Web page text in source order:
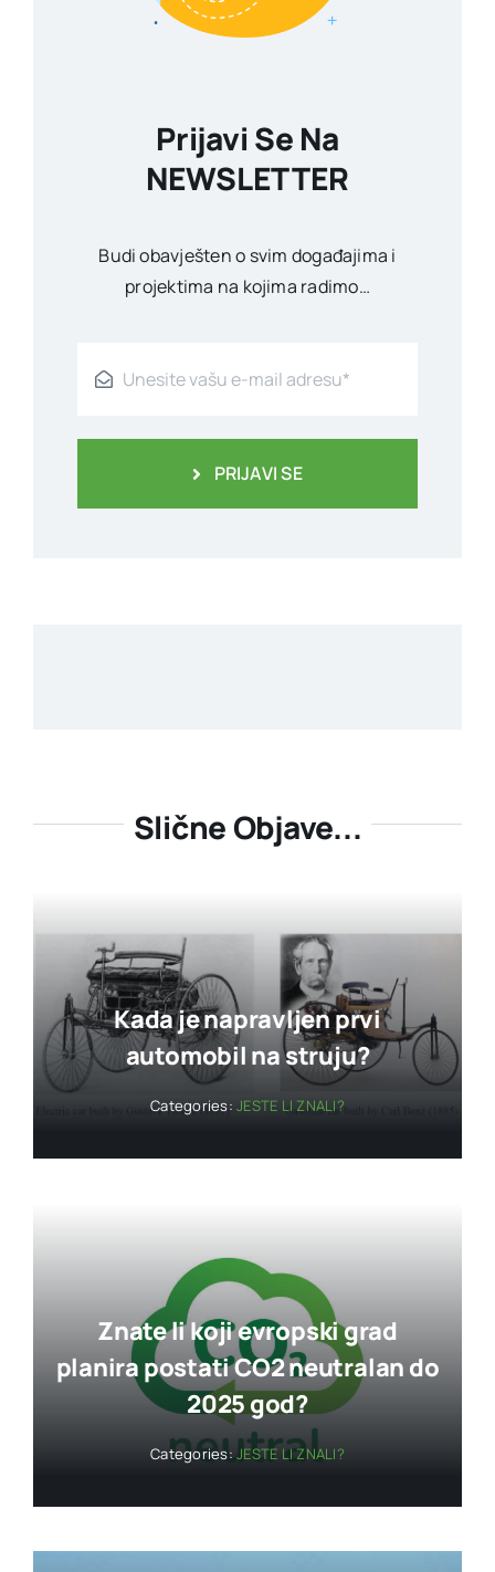
Prijavi Se Na
NEWSLETTER
Budi obavješten o svim događajima i
projektima na kojima radimo…
PRIJAVI SE
Slične Objave...
Kada je napravljen prvi
automobil na struju?
Categories:JESTE LI ZNALI?
Znate li koji evropski grad
planira postati CO2 neutralan do
2025 god?
Categories:JESTE LI ZNALI?